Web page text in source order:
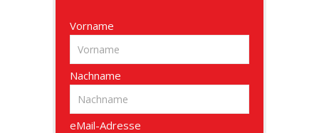
Vorname
Nachname
eMail-Adresse